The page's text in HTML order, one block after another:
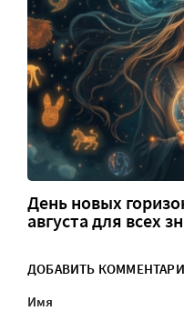
День новых
августа для всех
ДОБАВИТЬ
Имя